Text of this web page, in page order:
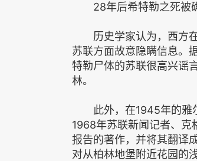
28年后希特勒之死被
历史学家认为，西方在
苏联方面故意隐瞒信息。
特勒尸体的苏联很高兴谣
林。
此外，在1945年的雅尔
1968年苏联新闻记者、克
报告的著作，并将其翻译
对从柏林地堡附近花园的